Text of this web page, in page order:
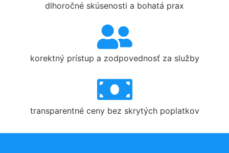
dlhoročné skúsenosti a bohatá prax
korektný prístup a zodpovednosť za služby
transparentné ceny bez skrytých poplatkov